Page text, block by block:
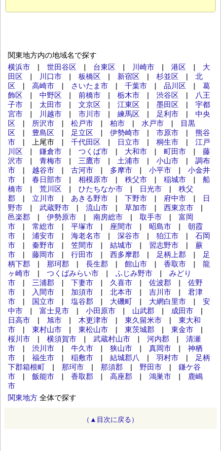
関東地方内の地域名で探す
横浜市 | 世田谷区 | 台東区 | 川崎市 | 港区 | 大
田区 | 川口市 | 板橋区 | 新宿区 | 杉並区 | 北
区 | 高崎市 | さいたま市 | 千葉市 | 品川区 | 葛
飾区 | 中野区 | 前橋市 | 栃木市 | 渋谷区 |
八王
子市 | 太田市 | 文京区 | 江東区 | 墨田区 | 宇都
宮市 | 川越市 | 市川市 | 練馬区 | 足利市 | 中央
区 | 所沢市 | 松戸市 | 柏市 | 水戸市 |
目黒
区 | 豊島区 | 足立区 | 伊勢崎市 | 市原市 | 熊谷
市 | 上尾市 | 千代田区 | 日立市 | 桐生市 | 江戸
川区 | 鎌倉市 | つくば市 | 大和市 | 町田市 | 藤
沢市 | 青梅市 | 三鷹市 | 土浦市 | 小山市 | 調布
市 | 越谷市 | 古河市 | 多摩市 | 小平市 | 小金井
市 | 春日部市 | 相模原市 | 秩父市 | 稲城市 | 船
橋市 | 荒川区 | ひたちなか市 | 日光市 | 秩父
郡 | 立川市 | あきる野市 | 下野市 | 府中市 |
日
野市 | 武蔵野市 | 流山市 | 草加市 | 西東京市 |
邑楽郡 | 伊勢原市 | 南房総市 | 取手市 | 富岡
市 | 常総市 | 平塚市 | 座間市 | 昭島市 | 朝霞
市 | 浦安市 | 海老名市 | 深谷市 | 狛江市 | 石岡
市 | 秦野市 | 笠間市 | 結城市 | 習志野市 | 蕨
市 | 藤岡市 | 行田市 | 西多摩郡 | 足柄上郡 |
足
柄下郡 | 那珂郡 | 長生郡 | 館山市 | 香取市 | 龍
ヶ崎市 | つくばみらい市 | ふじみ野市 | みどり
市 | 三浦郡 | 下妻市 | 久喜市 | 佐波郡 | 佐野
市 | 入間市 | 加須市 | 北本市 | 吉川市 | 君津
市 | 国立市 | 塩谷郡 | 大磯町 | 大網白里市 | 安
中市 | 富士見市 | 小田原市 | 山武郡 | 成田市 |
日高市 | 旭市 | 木更津市 | 東久留米市 | 東大和
市 | 東村山市 | 東松山市 | 東茨城郡 | 東金市 |
桜川市 | 横須賀市 | 武蔵村山市 | 河内郡 | 清瀬
市 | 渋川市 | 牛久市 | 狭山市 | 真岡市 | 神栖
市 | 福生市 | 稲敷市 | 結城郡八 | 羽村市 |
足柄
下郡箱根町 | 那珂市 | 那須郡 | 野田市 | 鎌ケ谷
市 | 飯能市 | 香取郡 | 高座郡 | 鴻巣市 |
鹿嶋
市
関東地方 全体で探す
（▲目次に戻る）